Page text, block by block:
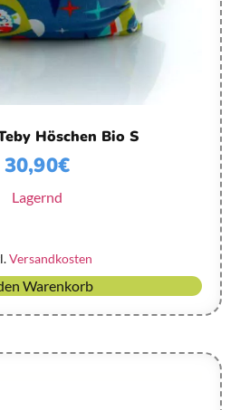
Höschen Bio S
30,90€
Lagernd
Versandkosten
Warenkorb